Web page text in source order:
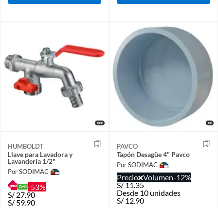
HUMBOLDT
Llave para Lavadora y
Lavandería 1/2"
Por SODIMAC
-53%
S/ 27.90
S/ 59.90
PAVCO
Tapón Desagüe 4" Pavco
Por SODIMAC
Precio Volumen-12%
S/11.35
Desde 10 unidades
S/ 12.90